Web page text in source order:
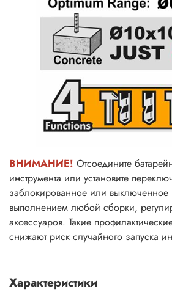
ВНИМАНИЕ! Отсоедините
инструмента или установите
заблокированное или
выполнением любой сборки,
аксессуаров. Такие
снижают риск случайного запуска
Характеристики